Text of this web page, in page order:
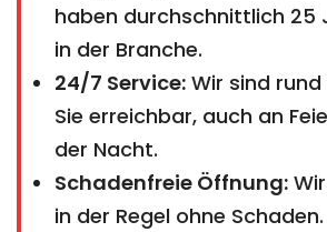
haben durchschnittlich 25
in der Branche.
24/7 Service: Wir sind
Sie erreichbar, auch an
der Nacht.
Schadenfreie Öffnung:
in der Regel ohne